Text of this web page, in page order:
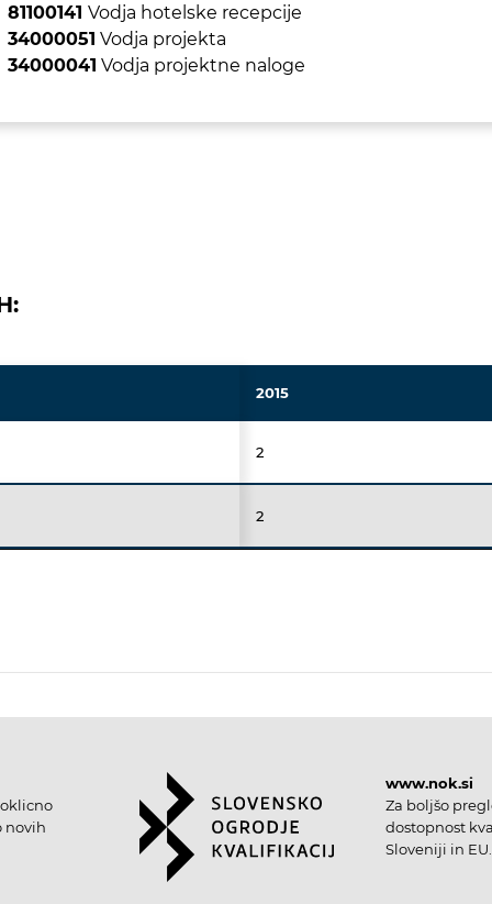
81100141 Vodja hotelske recepcije
34000051 Vodja projekta
34000041 Vodja projektne naloge
2015
2
2
novih
www.nok.si
Za boljšo
dostopnost
Sloveniji in EU.